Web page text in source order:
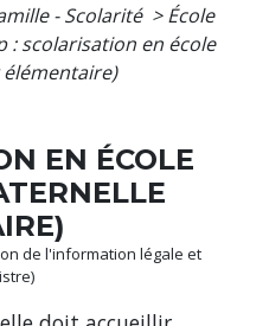
- Scolarité > École
: scolarisation en école
EN ÉCOLE
de l'information légale et